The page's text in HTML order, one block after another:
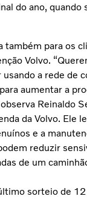
do ano, quando
também para os
Volvo.
a rede de
aumentar a
Reinaldo
da Volvo. Ele
e a
reduzir
de um
sorteio de